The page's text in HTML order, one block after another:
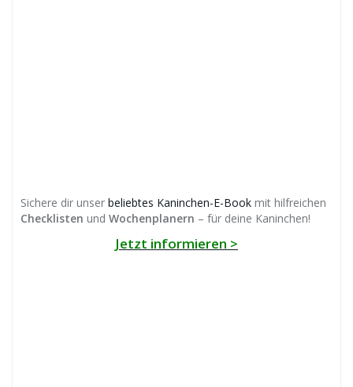
Sichere dir unser beliebtes Kaninchen-E-Book mit hilfreichen
Checklisten und Wochenplanern – für deine Kaninchen!
Jetzt informieren >